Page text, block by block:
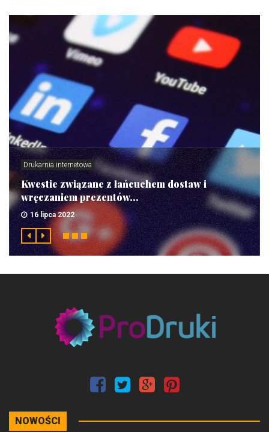
Drukarnia internetowa
Kwestie związane z łańcuchem dostaw i
wręczaniem prezentów...
16 lipca 2022
NOWOŚCI